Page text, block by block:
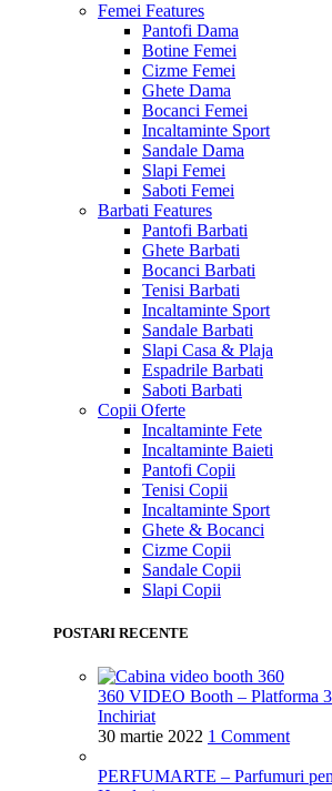
Femei Features
Pantofi Dama
Botine Femei
Cizme Femei
Ghete Dama
Bocanci Femei
Incaltaminte Sport
Sandale Dama
Slapi Femei
Saboti Femei
Barbati Features
Pantofi Barbati
Ghete Barbati
Bocanci Barbati
Tenisi Barbati
Incaltaminte Sport
Sandale Barbati
Slapi Casa & Plaja
Espadrile Barbati
Saboti Barbati
Copii Oferte
Incaltaminte Fete
Incaltaminte Baieti
Pantofi Copii
Tenisi Copii
Incaltaminte Sport
Ghete & Bocanci
Cizme Copii
Sandale Copii
Slapi Copii
POSTARI RECENTE
360 VIDEO Booth – Platforma
Inchiriat
30 martie 2022 1 Comment
PERFUMARTE – Parfumuri